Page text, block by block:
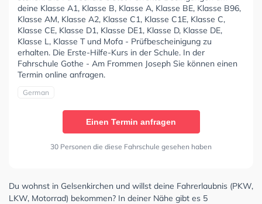
deine Klasse A1, Klasse B, Klasse A, Klasse BE, Klasse B96,
Klasse AM, Klasse A2, Klasse C1, Klasse C1E, Klasse C,
Klasse CE, Klasse D1, Klasse DE1, Klasse D, Klasse DE,
Klasse L, Klasse T und Mofa - Prüfbescheinigung zu
erhalten. Die Erste-Hilfe-Kurs in der Schule. In der
Fahrschule Gothe - Am Frommen Joseph Sie können einen
Termin online anfragen.
German
Einen Termin anfragen
30 Personen die diese Fahrschule gesehen haben
Du wohnst in Gelsenkirchen und willst deine Fahrerlaubnis (PKW,
LKW, Motorrad) bekommen? In deiner Nähe gibt es 5